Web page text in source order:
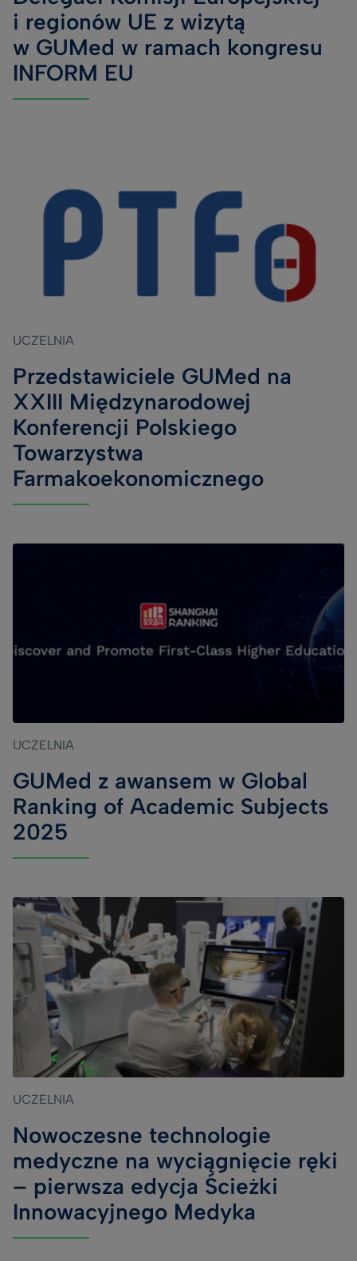
i regionów UE z wizytą
w GUMed w ramach kongresu
INFORM EU
UCZELNIA
Przedstawiciele GUMed na
XXIII Międzynarodowej
Konferencji Polskiego
Towarzystwa
Farmakoekonomicznego
UCZELNIA
GUMed z awansem w Global
Ranking of Academic Subjects
2025
UCZELNIA
Nowoczesne technologie
medyczne na wyciągnięcie ręki
– pierwsza edycja Ścieżki
Innowacyjnego Medyka